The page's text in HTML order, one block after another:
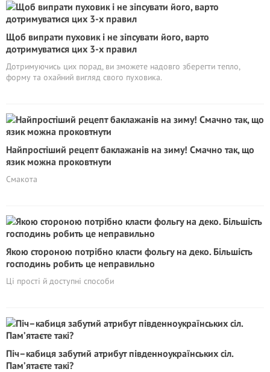
Щоб випрати пуховик і не зіпсувати його, варто
дотримуватися цих 3-х правил
Дотримуючись цих порад, ви зможете надовго зберегти тепло,
форму та охайний вигляд свого пуховика.
Найпростіший рецепт баклажанів на зиму! Смачно так, що
язик можна проковтнути
Смакота
Якою стороною потрібно класти фольгу на деко. Більшість
господинь робить це неправильно
Ці прості й доступні способи
Піч–кабиця забутий атрибут південноукраїнських сіл.
Пам’ятаєте такі?